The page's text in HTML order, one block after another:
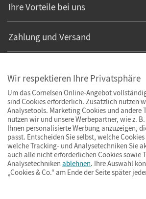
Ihre Vorteile bei uns
Zahlung und Versand
ImpressumAGBDatenschutz
Wir respektieren Ihre Privatsphäre
Um das Cornelsen Online-Angebot
sind Cookies erforderlich. Zusätzlich nutzen
Analysetools. Marketing Cookies und andere
nutzen wir und unsere Werbepartner, wie z.
Ihnen personalisierte Werbung anzuzeigen,
passt. Entscheiden Sie selbst, welche
welche Tracking- und Analysetechniken Sie
auch alle nicht erforderlichen Cookies sowie
Analysetechniken ablehnen. Ihre Auswahl
„Cookies & Co.“ am Ende der Seite später